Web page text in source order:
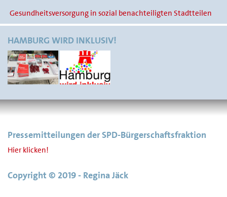
Gesundheitsversorgung in sozial benachteiligten Stadtteilen
HAMBURG WIRD INKLUSIV!
Pressemitteilungen der SPD-Bürgerschaftsfraktion
Hier klicken!
Copyright © 2019 - Regina Jäck